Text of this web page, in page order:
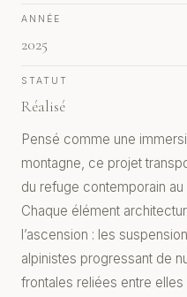
ANNÉE
2025
STATUT
Réalisé
Pensé comme une
montagne, ce projet
du refuge contemporain
Chaque élément
l’ascension : les
alpinistes progressant de
frontales reliées entre